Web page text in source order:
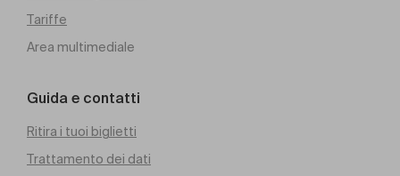
Tariffe
Area multimediale
Guida e contatti
Ritira i tuoi biglietti
Trattamento dei dati